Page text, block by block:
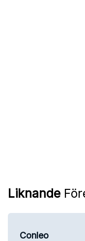
Liknande
Conleo